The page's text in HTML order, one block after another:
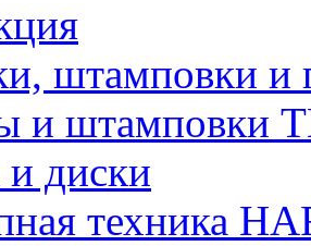
штамповки и
и штамповки
и диски
техника